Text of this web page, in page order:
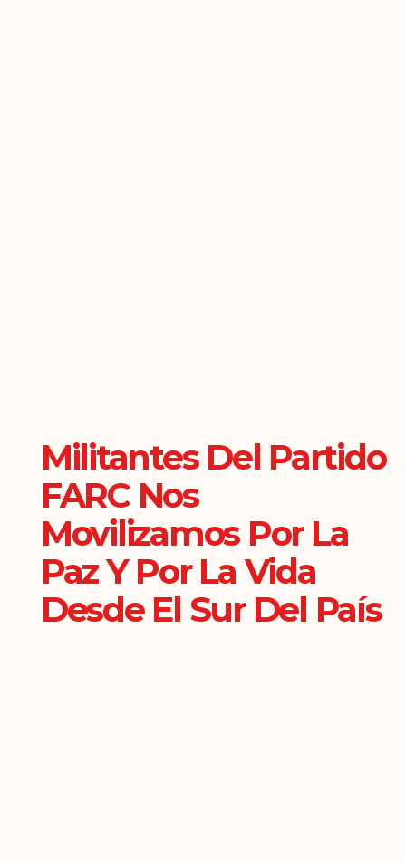
Militantes Del Partido
FARC Nos
Movilizamos Por La
Paz Y Por La Vida
Desde El Sur Del País